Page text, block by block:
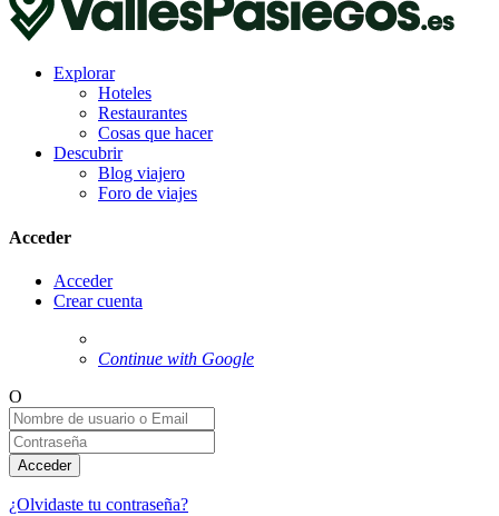
Explorar
Hoteles
Restaurantes
Cosas que hacer
Descubrir
Blog viajero
Foro de viajes
Acceder
Acceder
Crear cuenta
Continue with Google
O
Acceder
¿Olvidaste tu contraseña?